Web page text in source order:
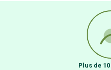
Plus de